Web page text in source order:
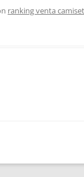
ranking venta